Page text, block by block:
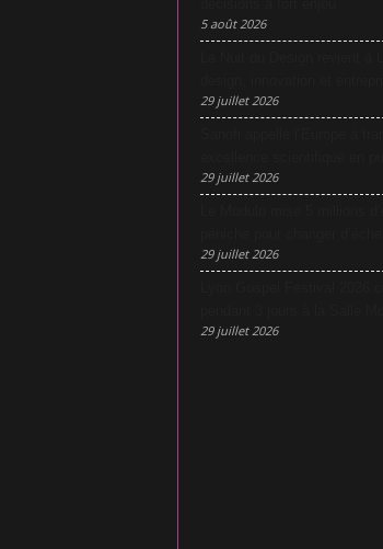
5 août 2026
29 juillet 2026
29 juillet 2026
29 juillet 2026
29 juillet 2026